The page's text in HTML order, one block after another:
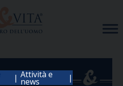
| Attività e
news |